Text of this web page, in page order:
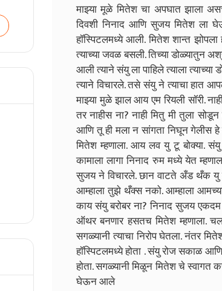
माझ्या मूळे मितेश चा अपघात झाला
दिवशी निनाद आणि सुजय मितेश ला
हॉस्पिटलमध्ये आली. मितेश शान्त
त्याच्या जवळ बसली. तिच्या डोळ्यातुन
आली त्याने संयु ला पाहिले त्याला
त्याने विचारले. तसे संयु ने त्याचा हात
माझ्या मुळे झाल आय एम रियली सॉरी.
तर नाहीस ना? नाही मितु मी तुला
आणि तू ही मला न सांगता निघून गेलीस हे
मितेश म्हणाला. आय लव यु टू बोक्या.
कामाला लागा निनाद रुम मध्ये येत
सुजय ने विचारले. छान वाटते अँड थँक यु
आम्हाला तुझे थँक्स नको. आम्हाला
काय संयु बरोबर ना? निनाद सुजय
ऑथर बनणार हसतच मितेश म्हणाला.
सगळ्यानी त्याचा निरोप घेतला. नंतर
हॉस्पिटलमध्ये होता . संयु रोज सकाळ
होता. सगळ्यानी मिळून मितेश चे
घेऊन आले